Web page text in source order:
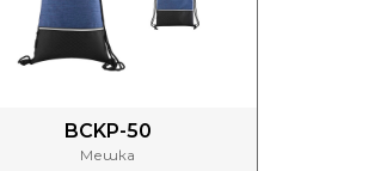
BCKP-50
Мешка